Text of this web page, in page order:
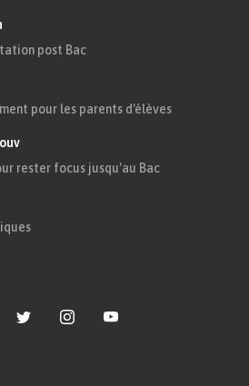
post Bac
pour les parents d'élèves
rester focus jusqu'au Bac